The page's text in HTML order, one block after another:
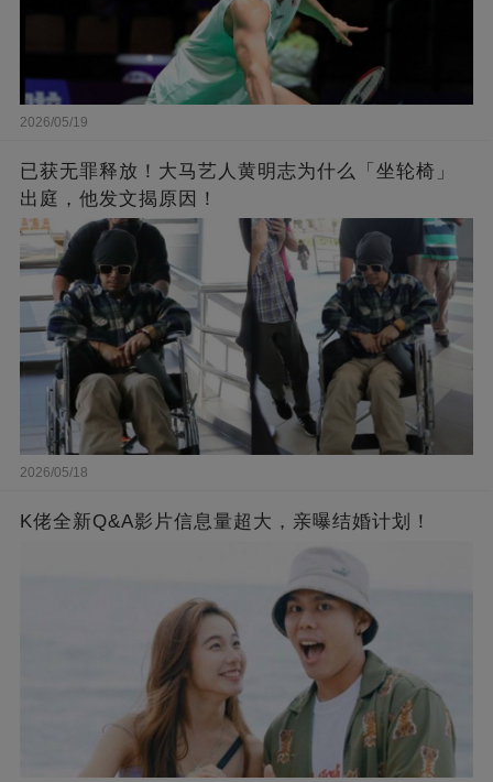
2026/05/19
已获无罪释放！大马艺人黄明志为什么「坐轮椅」
出庭，他发文揭原因！
2026/05/18
K佬全新Q&A影片信息量超大，亲曝结婚计划！